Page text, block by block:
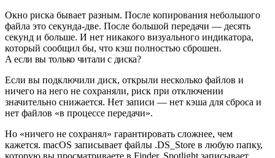
Окно риска бывает разным. После копирования небольшого
файла это секунда-две. После большой передачи — десять
секунд и больше. И нет никакого визуального индикатора,
который сообщил бы, что кэш полностью сброшен.
А если вы только читали с диска?
Если вы подключили диск, открыли несколько файлов и
ничего на него не сохраняли, риск при отключении
значительно снижается. Нет записи — нет кэша для сброса и
нет файлов «в процессе передачи».
Но «ничего не сохранял» гарантировать сложнее, чем
кажется. macOS записывает файлы .DS_Store в любую папку,
которую вы просматриваете в Finder. Spotlight записывает